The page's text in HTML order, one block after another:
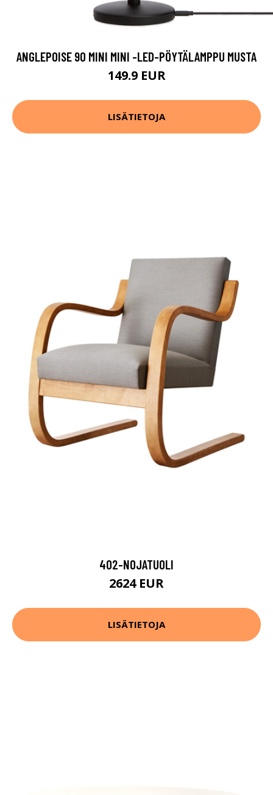
ANGLEPOISE 90 MINI MINI -LED-PÖYTÄLAMPPU MUSTA
149.9 EUR
LISÄTIETOJA
402-NOJATUOLI
2624 EUR
LISÄTIETOJA